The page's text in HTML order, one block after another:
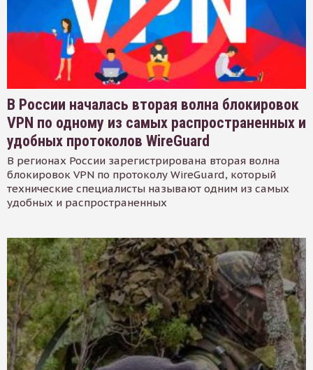
В России началась вторая волна блокировок
VPN по одному из самых распространенных и
удобных протоколов WireGuard
В регионах России зарегистрирована вторая волна
блокировок VPN по протоколу WireGuard, который
технические специалисты называют одним из самых
удобных и распространенных